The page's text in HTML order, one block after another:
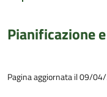
Pianificazione
Pagina aggiornata il 09/